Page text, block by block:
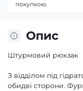
Опис
Штурмовий рюкзак
З відділом під
обидві сторони.
покупкою.